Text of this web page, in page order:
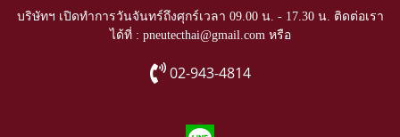
บริษัทฯ เปิดทำการวันจันทร์ถึงศุกร์เวลา 09.00 น. - 17.30 น. ติดต่อเรา
ได้ที่ : pneutecthai@gmail.com หรือ
02-943-4814